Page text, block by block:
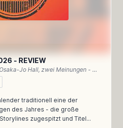
- REVIEW
Sechs Titelmatches, eine Osaka-Jo Hall, zwei Meinungen - unser Rückblick auf Dominion 2026
traditionell eine der
des Jahres - die große
zugespitzt und Titel...